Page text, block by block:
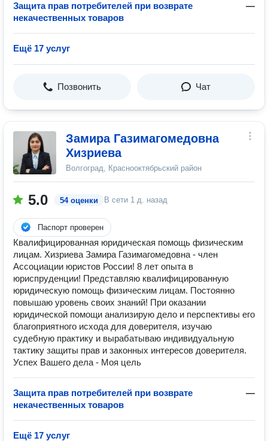
Защита прав потребителей при возврате
некачественных товаров
—
Ещё 17 услуг
Позвонить Чат
Замира Газимагомедовна
Хизриева
Волгоград, Краснооктябрьский район
5.0 54 оценки В сети 1 д. назад
Паспорт проверен
Квалифицированная юридическая помощь физическим
лицам. Хизриева Замира Газимагомедовна - член
Ассоциации юристов России! 8 лет опыта в
юриспруденции! Представляю квалифицированную
юридическую помощь физическим лицам. Постоянно
повышаю уровень своих знаний! При оказании
юридической помощи анализирую дело и перспективы его
благоприятного исхода для доверителя, изучаю
судебную практику и вырабатываю индивидуальную
тактику защиты прав и законных интересов доверителя.
Успех Вашего дела - Моя цель
Защита прав потребителей при возврате
некачественных товаров
—
Ещё 17 услуг